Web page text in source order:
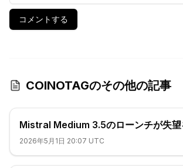
コメントする
COINOTAGのその他の記事
Mistral Medium 3.5のローンチが失望
2026年5月1日 20:07 UTC